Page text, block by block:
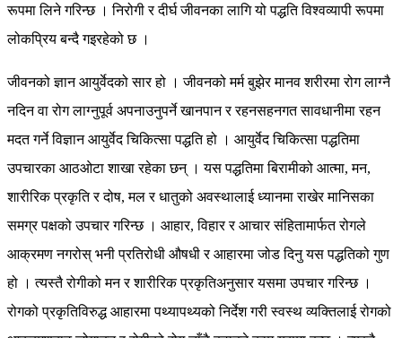
रूपमा लिने गरिन्छ । निरोगी र दीर्घ जीवनका लागि यो पद्धति विश्वव्यापी रूपमा
लोकप्रिय बन्दै गइरहेको छ ।
जीवनको ज्ञान आयुर्वेदको सार हो । जीवनको मर्म बुझेर मानव शरीरमा रोग लाग्नै
नदिन वा रोग लाग्नुपूर्व अपनाउनुपर्ने खानपान र रहनसहनगत सावधानीमा रहन
मदत गर्ने विज्ञान आयुर्वेद चिकित्सा पद्धति हो । आयुर्वेद चिकित्सा पद्धतिमा
उपचारका आठओटा शाखा रहेका छन् । यस पद्धतिमा बिरामीको आत्मा, मन,
शारीरिक प्रकृति र दोष, मल र धातुको अवस्थालाई ध्यानमा राखेर मानिसका
समग्र पक्षको उपचार गरिन्छ । आहार, विहार र आचार संहितामार्फत रोगले
आक्रमण नगरोस् भनी प्रतिरोधी औषधी र आहारमा जोड दिनु यस पद्धतिको गुण
हो । त्यस्तै रोगीको मन र शारीरिक प्रकृतिअनुसार यसमा उपचार गरिन्छ ।
रोगको प्रकृतिविरुद्ध आहारमा पथ्यापथ्यको निर्देश गरी स्वस्थ व्यक्तिलाई रोगको